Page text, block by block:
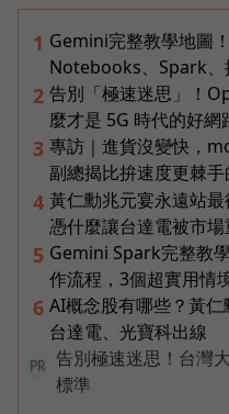
1 Gemini完整教學地圖
Notebooks、Spark、
2 告別「極速迷思」！
麼才是 5G 時代的好網
3 專訪｜進貨沒變快，
副總揭比拚速度更棘
4 黃仁勳兆元宴永遠站
憑什麼讓台達電被市場
5 Gemini Spark完整教
作流程，3個超實用情
6 AI概念股有哪些？黃仁
台達電、光寶科出線
PR
告別極速迷思！台灣
標準